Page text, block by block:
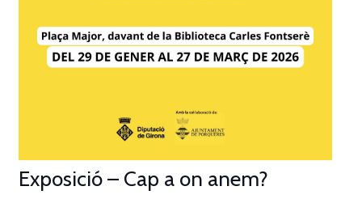
Exposició – Cap a on anem?